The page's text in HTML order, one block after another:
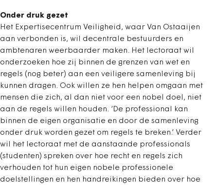
Onder druk gezet
Het Expertisecentrum Veiligheid, waar Van Ostaaijen
aan verbonden is, wil decentrale bestuurders en
ambtenaren weerbaarder maken. Het lectoraat wil
onderzoeken hoe zij binnen de grenzen van wet en
regels (nog beter) aan een veiligere samenleving bij
kunnen dragen. Ook willen ze hen helpen omgaan met
mensen die zich, al dan niet voor een nobel doel, niet
aan de regels willen houden. ‘De professional kan
binnen de eigen organisatie en door de samenleving
onder druk worden gezet om regels te breken.’ Verder
wil het lectoraat met de aanstaande professionals
(studenten) spreken over hoe recht en regels zich
verhouden tot hun eigen nobele professionele
doelstellingen en hen handreikingen bieden over hoe